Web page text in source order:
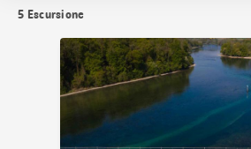
5 Escursione